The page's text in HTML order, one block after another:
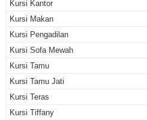
Kursi Kantor
Kursi Makan
Kursi Pengadilan
Kursi Sofa Mewah
Kursi Tamu
Kursi Tamu Jati
Kursi Teras
Kursi Tiffany